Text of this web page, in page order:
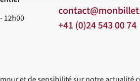
12h00
+41 (0)24 543 00 74